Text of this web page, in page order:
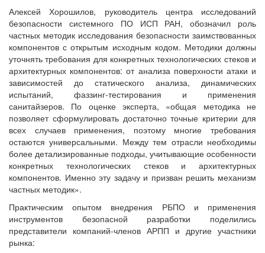
Алексей Хорошилов, руководитель центра исследований
безопасности системного ПО ИСП РАН, обозначил роль
частных методик исследования безопасности заимствованных
компонентов с открытым исходным кодом. Методики должны
уточнять требования для конкретных технологических стеков и
архитектурных компонентов: от анализа поверхности атаки и
зависимостей до статического анализа, динамических
испытаний, фаззинг-тестирования и применения
санитайзеров. По оценке эксперта, «общая методика не
позволяет сформулировать достаточно точные критерии для
всех случаев применения, поэтому многие требования
остаются универсальными. Между тем отрасли необходимы
более детализированные подходы, учитывающие особенности
конкретных технологических стеков и архитектурных
компонентов. Именно эту задачу и призван решить механизм
частных методик».
Практическим опытом внедрения РБПО и применения
инструментов безопасной разработки поделились
представители компаний-членов АРПП и другие участники
рынка: